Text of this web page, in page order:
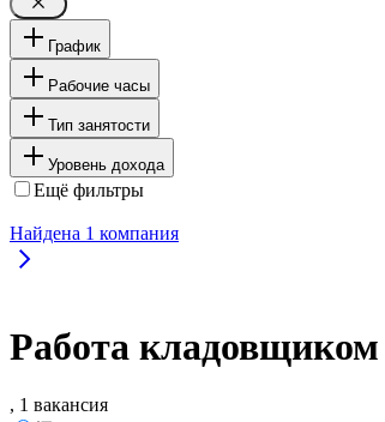
График
Рабочие часы
Тип занятости
Уровень дохода
Ещё фильтры
Найдена 1 компания
Работа
, 1 вакансия